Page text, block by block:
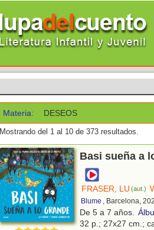
Materia: DESEOS
Mostrando del 1 al 10 de 373 resultados.
Basi sueña a
FRASER, LU (aut.)
Blume , Barcelona,
De 5 a 7 años.
32 p.; 27x27 cm.;